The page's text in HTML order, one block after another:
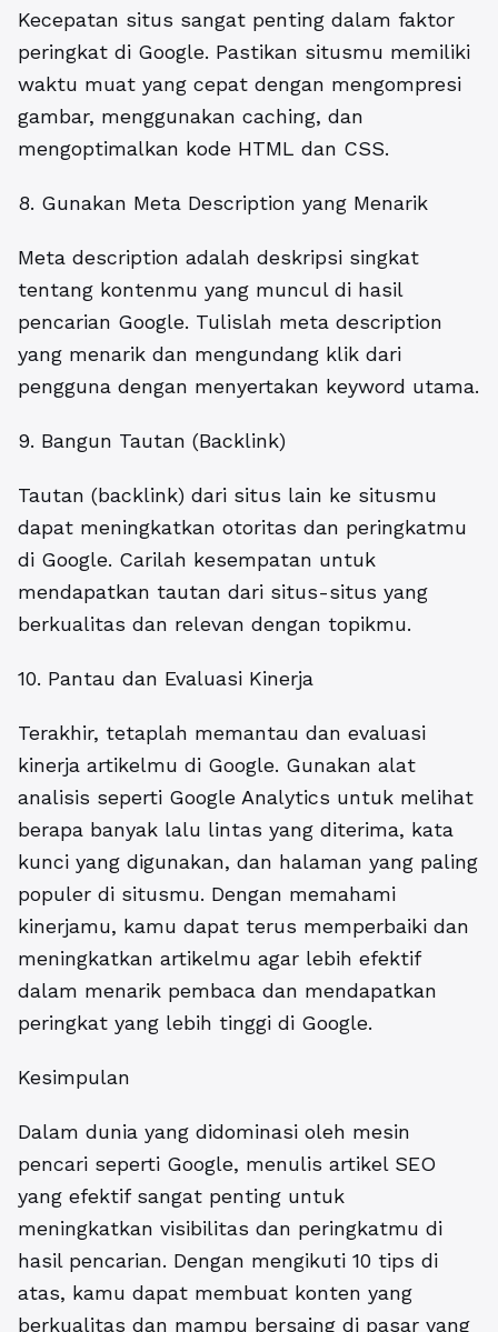
Kecepatan situs sangat penting dalam faktor
peringkat di Google. Pastikan situsmu memiliki
waktu muat yang cepat dengan mengompresi
gambar, menggunakan caching, dan
mengoptimalkan kode HTML dan CSS.
8. Gunakan Meta Description yang Menarik
Meta description adalah deskripsi singkat
tentang kontenmu yang muncul di hasil
pencarian Google. Tulislah meta description
yang menarik dan mengundang klik dari
pengguna dengan menyertakan keyword utama.
9. Bangun Tautan (Backlink)
Tautan (backlink) dari situs lain ke situsmu
dapat meningkatkan otoritas dan peringkatmu
di Google. Carilah kesempatan untuk
mendapatkan tautan dari situs-situs yang
berkualitas dan relevan dengan topikmu.
10. Pantau dan Evaluasi Kinerja
Terakhir, tetaplah memantau dan evaluasi
kinerja artikelmu di Google. Gunakan alat
analisis seperti Google Analytics untuk melihat
berapa banyak lalu lintas yang diterima, kata
kunci yang digunakan, dan halaman yang paling
populer di situsmu. Dengan memahami
kinerjamu, kamu dapat terus memperbaiki dan
meningkatkan artikelmu agar lebih efektif
dalam menarik pembaca dan mendapatkan
peringkat yang lebih tinggi di Google.
Kesimpulan
Dalam dunia yang didominasi oleh mesin
pencari seperti Google, menulis artikel SEO
yang efektif sangat penting untuk
meningkatkan visibilitas dan peringkatmu di
hasil pencarian. Dengan mengikuti 10 tips di
atas, kamu dapat membuat konten yang
berkualitas dan mampu bersaing di pasar yang